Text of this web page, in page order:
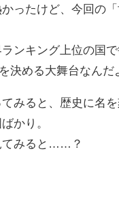
ったけど、今回の
ンキング上位の国
決める大舞台なんだ
みると、歴史に名
かり。
てみると……？